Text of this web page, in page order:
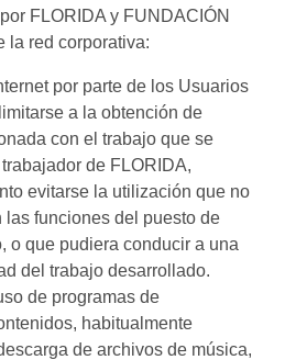
FLORIDA y FUNDACIÓN
la red corporativa:
por parte de los Usuarios
a la obtención de
con el trabajo que se
de FLORIDA,
evitarse la utilización que no
las funciones del puesto de
o que pudiera conducir a una
del trabajo desarrollado.
de programas de
habitualmente
de archivos de música,